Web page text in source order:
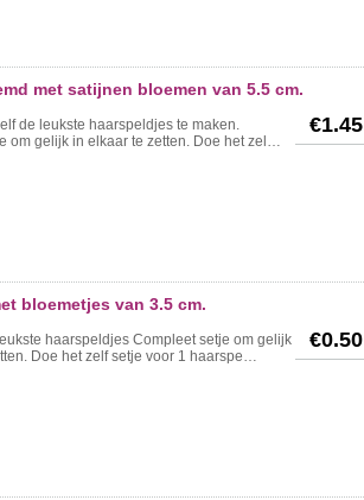
met satijnen bloemen van 5.5 cm.
€1.45
de leukste haarspeldjes te maken.
om gelijk in elkaar te zetten. Doe het zel…
bloemetjes van 3.5 cm.
€0.50
haarspeldjes Compleet setje om gelijk
Doe het zelf setje voor 1 haarspe…